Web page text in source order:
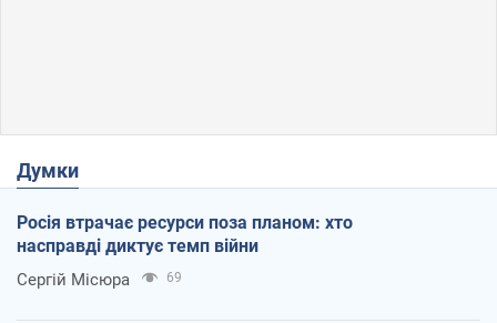
Думки
Росія втрачає ресурси поза планом: хто
насправді диктує темп війни
Сергій Місюра 69